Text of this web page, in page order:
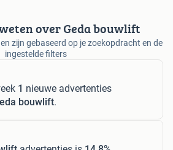
over Geda bouwlift
zijn gebaseerd op je zoekopdracht en de
ingestelde filters
1 nieuwe advertenties
bouwlift.